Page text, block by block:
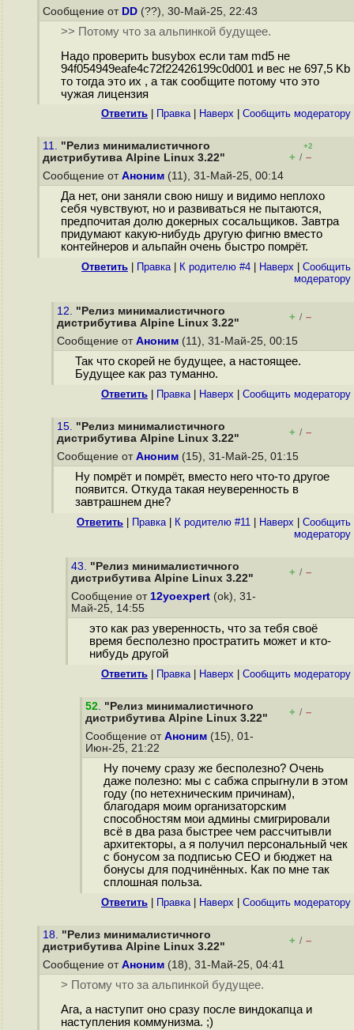
Сообщение от DD (??), 30-Май-25, 22:43
>> Потому что за альпинкой будущее.
Надо проверить busybox если там md5 не
94f054949eafe4c72f22426199c0d001 и вес не 697,5 Kb
то тогда это их , а так сообщите потому что это
чужая лицензия
Ответить Правка| Наверх Cообщить модератору
11. "Релиз минималистичного
дистрибутива Alpine Linux 3.22"
+2
+ / –
Сообщение от Аноним (11), 31-Май-25, 00:14
Да нет, они заняли свою нишу и видимо неплохо
себя чувствуют, но и развиваться не пытаются,
предпочитая долю докерных сосальщиков. Завтра
придумают какую-нибудь другую фигню вместо
контейнеров и альпайн очень быстро помрёт.
Ответить Правка| К родителю #4 Наверх
Cообщить
модератору
12. "Релиз минималистичного
дистрибутива Alpine Linux 3.22"
+ / –
Сообщение от Аноним (11), 31-Май-25, 00:15
Так что скорей не будущее, а настоящее.
Будущее как раз туманно.
Ответить Правка| Наверх Cообщить модератору
15. "Релиз минималистичного
дистрибутива Alpine Linux 3.22"
+ / –
Сообщение от Аноним (15), 31-Май-25, 01:15
Ну помрёт и помрёт, вместо него что-то другое
появится. Откуда такая неуверенность в
завтрашнем дне?
Ответить Правка| К родителю #11 Наверх
Cообщить
модератору
43. "Релиз минималистичного
дистрибутива Alpine Linux 3.22"
+ / –
Сообщение от 12yoexpert (ok), 31-
Май-25, 14:55
это как раз уверенность, что за тебя своё
время бесполезно простратить может и кто-
нибудь другой
Ответить Правка| Наверх Cообщить модератору
52. "Релиз минималистичного
дистрибутива Alpine Linux 3.22"
+ / –
Сообщение от Аноним (15), 01-
Июн-25, 21:22
Ну почему сразу же бесполезно? Очень
даже полезно: мы с сабжа спрыгнули в этом
году (по нетехническим причинам),
благодаря моим организаторским
способностям мои админы смигрировали
всё в два раза быстрее чем рассчитывли
архитекторы, а я получил персональный чек
с бонусом за подписью CEO и бюджет на
бонусы для подчинённых. Как по мне так
сплошная польза.
Ответить Правка| Наверх Cообщить модератору
18. "Релиз минималистичного
дистрибутива Alpine Linux 3.22"
+ / –
Сообщение от Аноним (18), 31-Май-25, 04:41
> Потому что за альпинкой будущее.
Ага, а наступит оно сразу после виндокапца и
наступления коммунизма. ;)